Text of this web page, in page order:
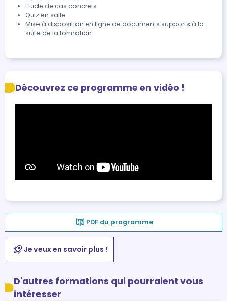
Etude de cas concrets
Quiz en salle
Mise à disposition en ligne de documents supports à la
suite de la formation.
Découvrez ce programme en vidéo !
PDF du programme
Je veux en savoir plus !
D'autres formations qui pourraient vous
intéresser